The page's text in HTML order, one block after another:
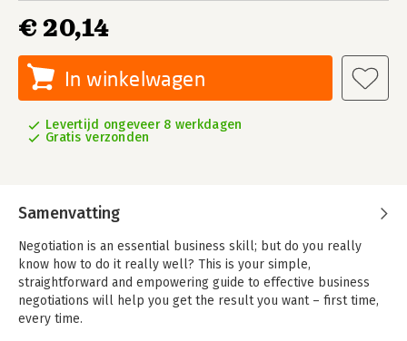
€ 20,14
In winkelwagen
Levertijd ongeveer 8 werkdagen
Gratis verzonden
Samenvatting
Negotiation is an essential business skill; but do you really
know how to do it really well? This is your simple,
straightforward and empowering guide to effective business
negotiations will help you get the result you want – first time,
every time.